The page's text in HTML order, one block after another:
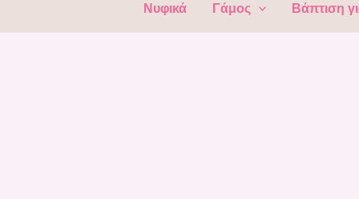
Νυφικά Γάμος Βάπτιση